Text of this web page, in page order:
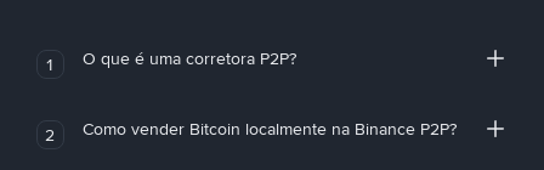
1 O que é uma corretora P2P?
2 Como vender Bitcoin localmente na Binance P2P?